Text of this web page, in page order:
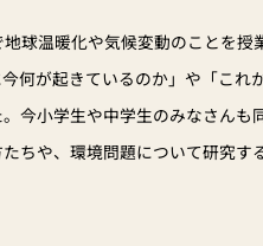
球温暖化や気候変動のことを授
何が起きているのか」や「これ
今小学生や中学生のみなさんも
ちや、環境問題について研究